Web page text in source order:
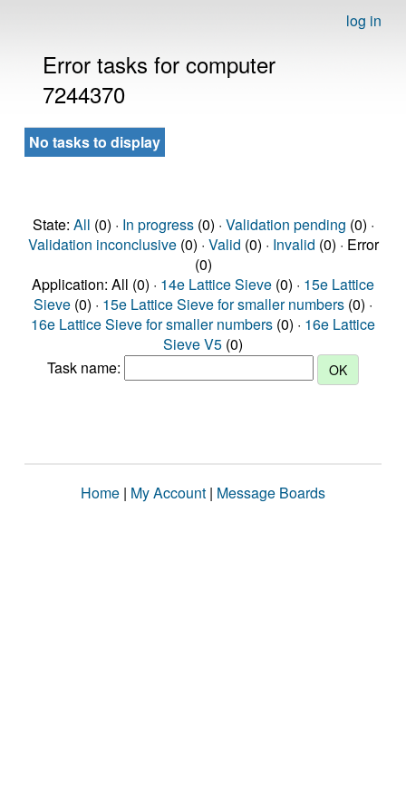
log in
Error tasks for computer
7244370
No tasks to display
State: All (0) · In progress(0) · Validation pending (0) ·
Validation inconclusive(0) · Valid (0) · Invalid (0) · Error
(0)
Application: All (0) · 14e Lattice Sieve (0) · 15e Lattice
Sieve (0) · 15e Lattice Sieve for smaller numbers (0) ·
16e Lattice Sieve for smaller numbers (0) · 16e Lattice
Sieve V5 (0)
Task name:
Home | My Account | Message Boards